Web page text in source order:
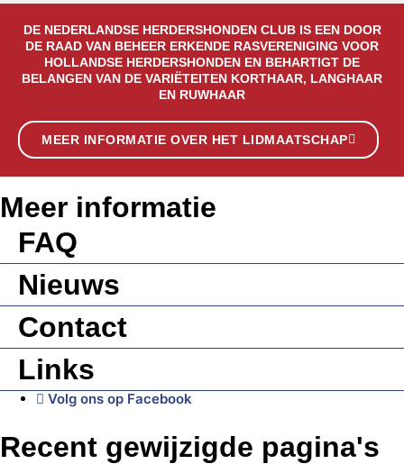
DE NEDERLANDSE HERDERSHONDEN CLUB IS EEN DOOR
DE RAAD VAN BEHEER ERKENDE RASVERENIGING VOOR
HOLLANDSE HERDERSHONDEN EN BEHARTIGT DE
BELANGEN VAN DE VARIËTEITEN KORTHAAR, LANGHAAR
EN RUWHAAR
MEER INFORMATIE OVER HET LIDMAATSCHAP
Meer informatie
FAQ
Nieuws
Contact
Links
Volg ons op Facebook
Recent gewijzigde pagina's